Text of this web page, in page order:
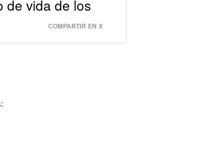
de vida de los
COMPARTIR EN X